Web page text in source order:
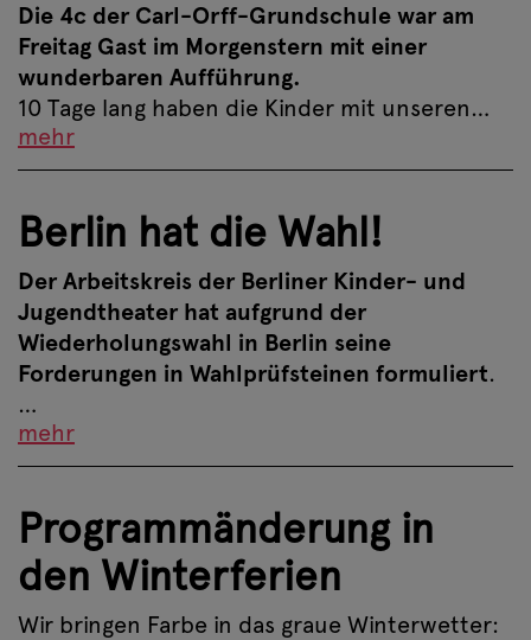
Die 4c der Carl-Orff-Grundschule war am
Freitag Gast im Morgenstern mit einer
wunderbaren Aufführung.
10 Tage lang haben die Kinder mit unseren…
mehr
Berlin hat die Wahl!
Der Arbeitskreis der Berliner Kinder- und
Jugendtheater hat aufgrund der
Wiederholungswahl in Berlin seine
Forderungen in Wahlprüfsteinen formuliert.
…
mehr
Programmänderung in
den Winterferien
Wir bringen Farbe in das graue Winterwetter: